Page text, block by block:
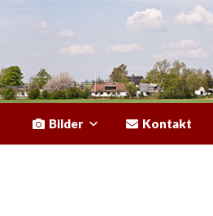
Bilder Kontakt